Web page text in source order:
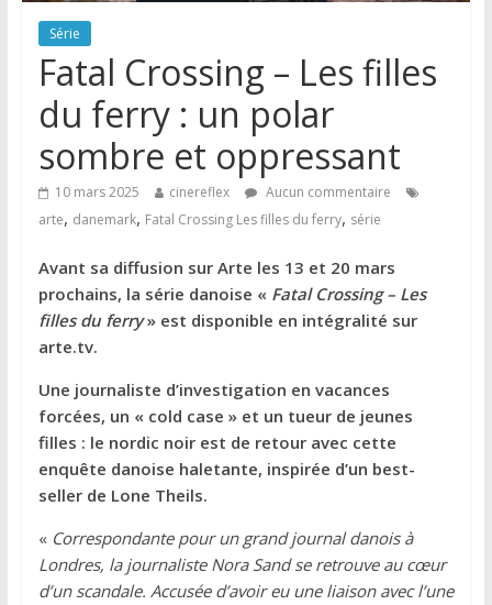
Série
Fatal Crossing – Les filles
du ferry : un polar
sombre et oppressant
10 mars 2025 cinereflex
Aucun commentaire
arte, danemark, Fatal Crossing Les filles du ferry, série
Avant sa diffusion sur Arte les 13 et 20 mars
prochains, la série danoise « Fatal Crossing – Les
filles du ferry» est disponible en intégralité sur
arte.tv.
Une journaliste d’investigation en vacances
forcées, un « cold case » et un tueur de jeunes
filles : le nordic noir est de retour avec cette
enquête danoise haletante, inspirée d’un best-
seller de Lone Theils.
« Correspondante pour un grand journal danois à
Londres, la journaliste Nora Sand se retrouve au cœur
d’un scandale. Accusée d’avoir eu une liaison avec l’une